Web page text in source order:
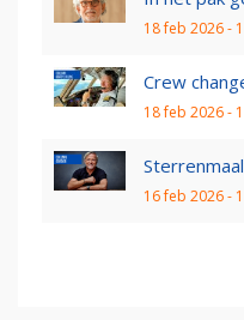
18 feb 2026 -
Crew
18 feb 2026 -
16 feb 2026 -